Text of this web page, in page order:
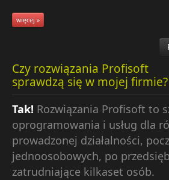
więcej »
Czy rozwiązania Profisoft
sprawdzą się w mojej firmie?
Tak! Rozwiązania Profisoft to
oprogramowania i usług dla
prowadzonej działalności,
jednoosobowych, po
zatrudniające kilkaset osób.